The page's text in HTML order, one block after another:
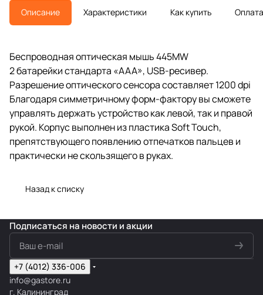
Описание Характеристики Как купить Оплата
Беспроводная оптическая мышь 445MW
2 батарейки стандарта «AAA», USB-ресивер.
Разрешение оптического сенсора составляет 1200 dpi
Благодаря симметричному форм-фактору вы сможете
управлять держать устройство как левой, так и правой
рукой. Корпус выполнен из пластика Soft Touch,
препятствующего появлению отпечатков пальцев и
практически не скользящего в руках.
Назад к списку
Подписаться на новости и акции
+7 (4012) 336-006
info@gastore.ru
г. Калининград